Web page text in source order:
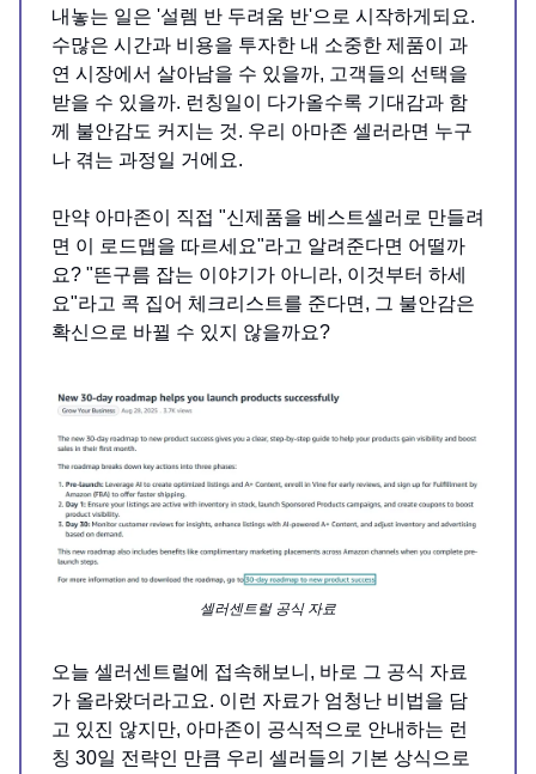
내놓는 일은 '설렘 반 두려움 반'으로 시작하게되요.
수많은 시간과 비용을 투자한 내 소중한 제품이 과
연 시장에서 살아남을 수 있을까, 고객들의 선택을
받을 수 있을까. 런칭일이 다가올수록 기대감과 함
께 불안감도 커지는 것. 우리 아마존 셀러라면 누구
나 겪는 과정일 거에요.
만약 아마존이 직접 "신제품을 베스트셀러로 만들려
면 이 로드맵을 따르세요"라고 알려준다면 어떨까
요? "뜬구름 잡는 이야기가 아니라, 이것부터 하세
요"라고 콕 집어 체크리스트를 준다면, 그 불안감은
확신으로 바뀔 수 있지 않을까요?
셀러센트럴 공식 자료
오늘 셀러센트럴에 접속해보니, 바로 그 공식 자료
가 올라왔더라고요. 이런 자료가 엄청난 비법을 담
고 있진 않지만, 아마존이 공식적으로 안내하는 런
칭 30일 전략인 만큼 우리 셀러들의 기본 상식으로